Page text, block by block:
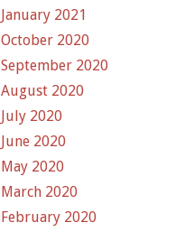
January 2021
October 2020
September 2020
August 2020
July 2020
June 2020
May 2020
March 2020
February 2020